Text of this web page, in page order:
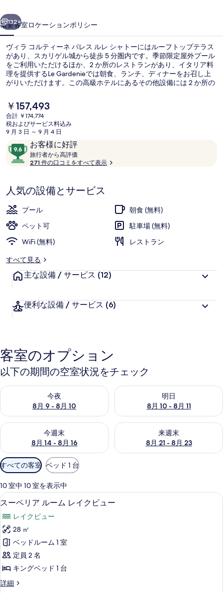
ー
ネ
パ
レ
ス
ル
レ
シ
ャ
ト
の
写
真
ギ
ャ
次へ
132+
概要客室ロケーションポリシー
ヴィラ コルティーネ パレス ルレ シャトーにはルーフトップテラス
があり、スカリゲル城から徒歩 5 分圏内です。季節限定屋外プール
をご利用いただけるほか、2 か所のレストランがあり、イタリア料
理を提供するLe Gardenieでは朝食、ランチ、ディナーをお召し上
がりいただけます。この高級ホテルにあるその他設備には 2 か所の
す。
現
在
の
料
は
￥157,493
￥157,493
合計 ￥174,774
税およびサービス料込み
9 月 3 日 ～ 9 月 4 日
口
コ
ミ
お客様に好評
10
段
階
9.6、
お
客
に
好
件
の
ミ
旅行者から高評価
行
ら
271 件の口コミをすべて表示
人気の設備とサービス
プール
朝食 (無料)
ペット可
駐車場 (無料)
WiFi (無料)
レストラン
すべて見る
主な設備 / サービス (12)
便利な設備 / サービス (6)
客室のオプション
以下の期間の空室状況をチェック
今夜
8月 9 - 8月 10
今夜 8月 9 - 8月 10 の空室状況をチェック
明日
8月 10 - 8月 11
明日 8月 10 - 8月 11 の空室状
今週末
8月 14 - 8月 16
今週末 8月 14 - 8月 16 の空室状況をチェック
来週末
8月 21 - 8月 23
来週末 8月 21 - 8月 23 の空室
利
用
可
能
な
客
室
の
絞
り
込
み
すべての客室 ベッド 1 台
10 室中 10 室を表示中
ス
ペ
リ
ア
ル
ム
スーペリア ルーム レイクビュー | 高
3
スーペリア ルーム レイクビュー
レイクビュー
28 ㎡
ベッドルーム 1 室
定員 2 名
キングベッド 1 台
詳細
ス